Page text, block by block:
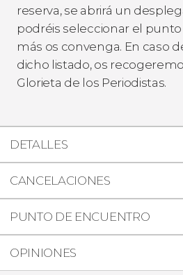
reserva, se abrirá un
podréis seleccionar el
más os convenga. En caso
dicho listado, os
Glorieta de los Periodistas.
DETALLES
CANCELACIONES
PUNTO DE ENCUENTRO
OPINIONES